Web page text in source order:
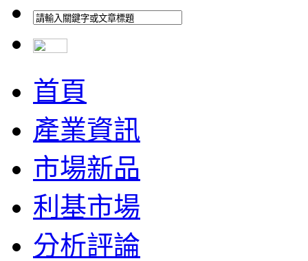
首頁
產業資訊
市場新品
利基市場
分析評論